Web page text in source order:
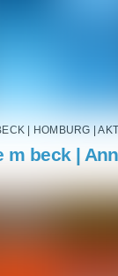
| HOMBURG |
m beck |